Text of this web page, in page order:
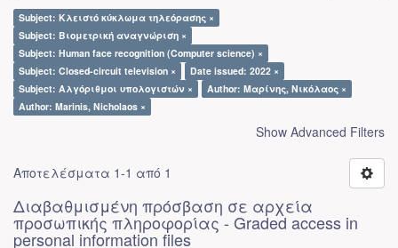
Subject: Κλειστό κύκλωμα τηλεόρασης ×
Subject: Βιομετρική αναγνώριση ×
Subject: Human face recognition (Computer science) ×
Subject: Closed-circuit television ×
Date issued: 2022 ×
Subject: Αλγόριθμοι υπολογιστών ×
Author: Μαρίνης, Νικόλαος ×
Author: Marinis, Nicholaos ×
Show Advanced Filters
Αποτελέσματα 1-1 από 1
Διαβαθμισμένη πρόσβαση σε αρχεία
προσωπικής πληροφορίας - Graded access in
personal information files